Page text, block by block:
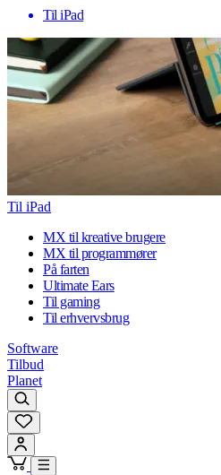
Til iPad
Til iPad
MX til kreative brugere
MX til programmører
På farten
Ultimate Ears
Til gaming
Til erhvervsbrug
Software
Tilbud
Planet